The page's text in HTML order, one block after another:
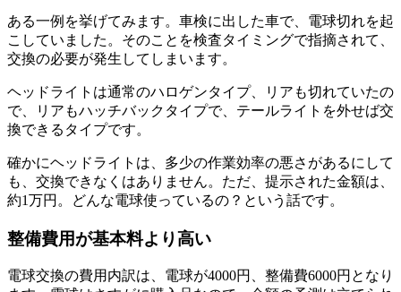
ある一例を挙げてみます。車検に出した車で、電球切れを起
こしていました。そのことを検査タイミングで指摘されて、
交換の必要が発生してしまいます。
ヘッドライトは通常のハロゲンタイプ、リアも切れていたの
で、リアもハッチバックタイプで、テールライトを外せば交
換できるタイプです。
確かにヘッドライトは、多少の作業効率の悪さがあるにして
も、交換できなくはありません。ただ、提示された金額は、
約1万円。どんな電球使っているの？という話です。
整備費用が基本料より高い
電球交換の費用内訳は、電球が4000円、整備費6000円となり